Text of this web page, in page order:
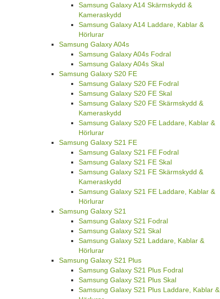
Samsung Galaxy A14 Skärmskydd &
Kameraskydd
Samsung Galaxy A14 Laddare, Kablar &
Hörlurar
Samsung Galaxy A04s
Samsung Galaxy A04s Fodral
Samsung Galaxy A04s Skal
Samsung Galaxy S20 FE
Samsung Galaxy S20 FE Fodral
Samsung Galaxy S20 FE Skal
Samsung Galaxy S20 FE Skärmskydd &
Kameraskydd
Samsung Galaxy S20 FE Laddare, Kablar &
Hörlurar
Samsung Galaxy S21 FE
Samsung Galaxy S21 FE Fodral
Samsung Galaxy S21 FE Skal
Samsung Galaxy S21 FE Skärmskydd &
Kameraskydd
Samsung Galaxy S21 FE Laddare, Kablar &
Hörlurar
Samsung Galaxy S21
Samsung Galaxy S21 Fodral
Samsung Galaxy S21 Skal
Samsung Galaxy S21 Laddare, Kablar &
Hörlurar
Samsung Galaxy S21 Plus
Samsung Galaxy S21 Plus Fodral
Samsung Galaxy S21 Plus Skal
Samsung Galaxy S21 Plus Laddare, Kablar &